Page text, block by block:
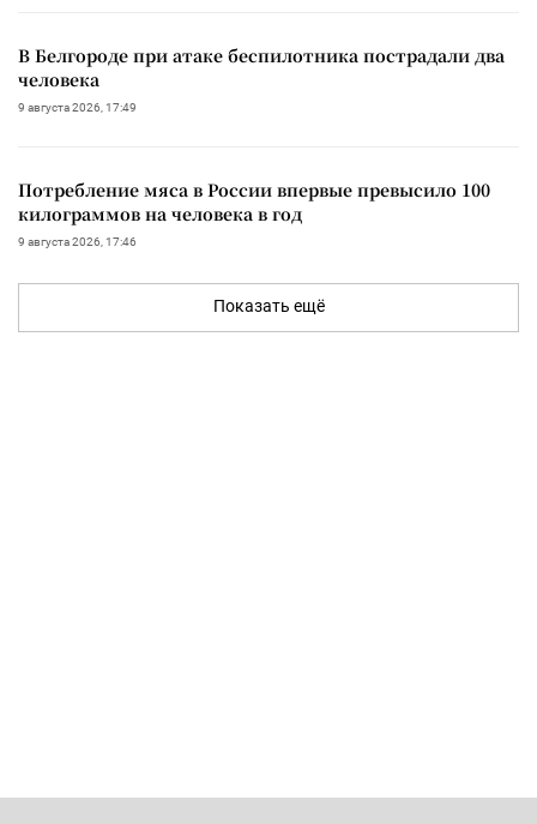
В Белгороде при атаке беспилотника пострадали два
человека
9 августа 2026, 17:49
Потребление мяса в России впервые превысило 100
килограммов на человека в год
9 августа 2026, 17:46
Показать ещё